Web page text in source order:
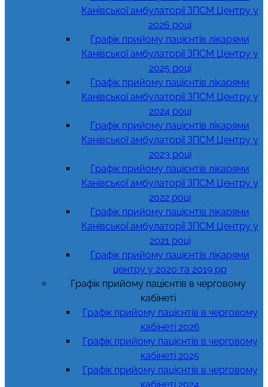
Канівської амбулаторії ЗПСМ Центру у
2026 році
Графік прийому пацієнтів лікарями
Канівської амбулаторії ЗПСМ Центру у
2025 році
Графік прийому пацієнтів лікарями
Канівської амбулаторії ЗПСМ Центру у
2024 році
Графік прийому пацієнтів лікарями
Канівської амбулаторії ЗПСМ Центру у
2023 році
Графік прийому пацієнтів лікарями
Канівської амбулаторії ЗПСМ Центру у
2022 році
Графік прийому пацієнтів лікарями
Канівської амбулаторії ЗПСМ Центру у
2021 році
Графік прийому пацієнтів лікарями
центру у 2020 та 2019 рр
Графік прийому пацієнтів в черговому
кабінеті
Графік прийому пацієнтів в черговому
кабінеті 2026
Графік прийому пацієнтів в черговому
кабінеті 2025
Графік прийому пацієнтів в черговому
кабінеті 2024